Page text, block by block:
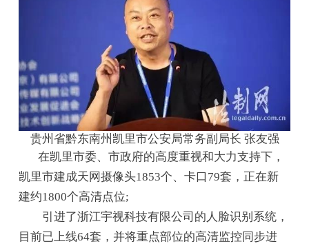
贵州省黔东南州凯里市公安局常务副局长 张友强
在凯里市委、市政府的高度重视和大力支持下，
凯里市建成天网摄像头1853个、卡口79套，正在新
建约1800个高清点位;
引进了浙江宇视科技有限公司的人脸识别系统，
目前已上线64套，并将重点部位的高清监控同步进